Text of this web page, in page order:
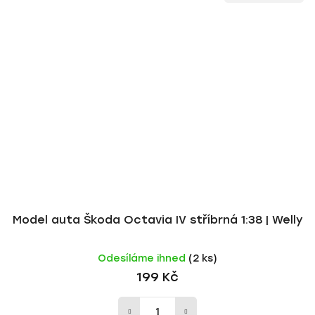
Model auta Škoda Octavia IV stříbrná 1:38 | Welly
Odesíláme ihned (2 ks)
199 Kč